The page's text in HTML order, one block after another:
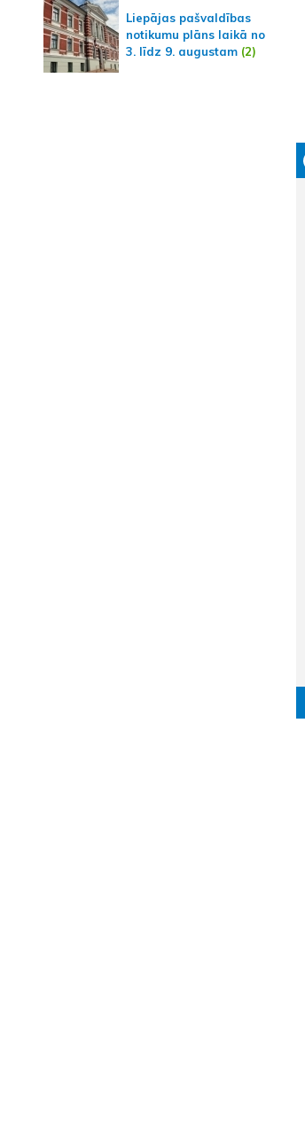
Liepājas pašvaldības
notikumu plāns laikā no
3. līdz 9. augustam (2)